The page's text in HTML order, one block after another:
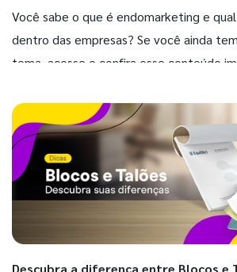
Você sabe o que é endomarketing e
dentro das empresas? Se você ainda
tema, acesse e confira esse conteúdo
Descubra a diferença entre Blocos e